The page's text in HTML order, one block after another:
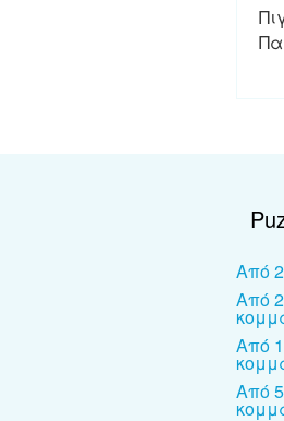
Από
Από
Από
Από